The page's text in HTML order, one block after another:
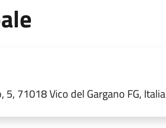
5, 71018 Vico del Gargano FG, Italia